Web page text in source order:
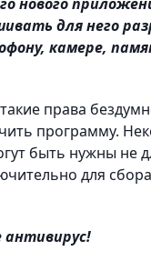
для него
камере,
права
программу.
быть нужны не
для